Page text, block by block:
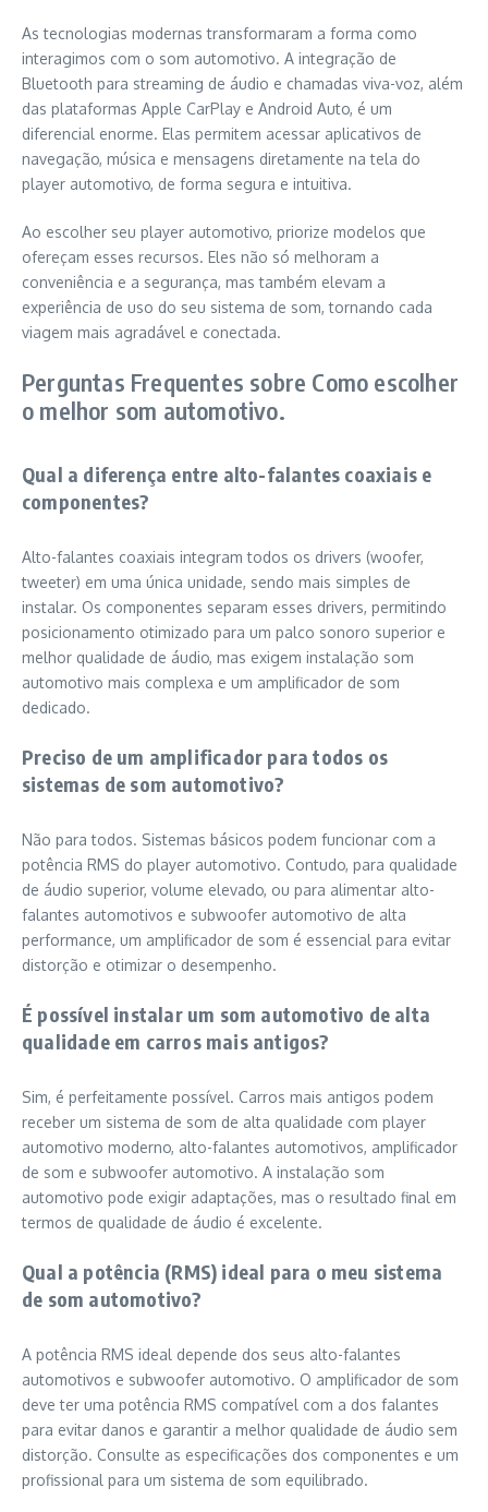
As tecnologias modernas transformaram a forma como
interagimos com o som automotivo. A integração de
Bluetooth para streaming de áudio e chamadas viva-voz, além
das plataformas Apple CarPlay e Android Auto, é um
diferencial enorme. Elas permitem acessar aplicativos de
navegação, música e mensagens diretamente na tela do
player automotivo, de forma segura e intuitiva.
Ao escolher seu player automotivo, priorize modelos que
ofereçam esses recursos. Eles não só melhoram a
conveniência e a segurança, mas também elevam a
experiência de uso do seu sistema de som, tornando cada
viagem mais agradável e conectada.
Perguntas Frequentes sobre Como escolher
o melhor som automotivo.
Qual a diferença entre alto-falantes coaxiais e
componentes?
Alto-falantes coaxiais integram todos os drivers (woofer,
tweeter) em uma única unidade, sendo mais simples de
instalar. Os componentes separam esses drivers, permitindo
posicionamento otimizado para um palco sonoro superior e
melhor qualidade de áudio, mas exigem instalação som
automotivo mais complexa e um amplificador de som
dedicado.
Preciso de um amplificador para todos os
sistemas de som automotivo?
Não para todos. Sistemas básicos podem funcionar com a
potência RMS do player automotivo. Contudo, para qualidade
de áudio superior, volume elevado, ou para alimentar alto-
falantes automotivos e subwoofer automotivo de alta
performance, um amplificador de som é essencial para evitar
distorção e otimizar o desempenho.
É possível instalar um som automotivo de alta
qualidade em carros mais antigos?
Sim, é perfeitamente possível. Carros mais antigos podem
receber um sistema de som de alta qualidade com player
automotivo moderno, alto-falantes automotivos, amplificador
de som e subwoofer automotivo. A instalação som
automotivo pode exigir adaptações, mas o resultado final em
termos de qualidade de áudio é excelente.
Qual a potência (RMS) ideal para o meu sistema
de som automotivo?
A potência RMS ideal depende dos seus alto-falantes
automotivos e subwoofer automotivo. O amplificador de som
deve ter uma potência RMS compatível com a dos falantes
para evitar danos e garantir a melhor qualidade de áudio sem
distorção. Consulte as especificações dos componentes e um
profissional para um sistema de som equilibrado.